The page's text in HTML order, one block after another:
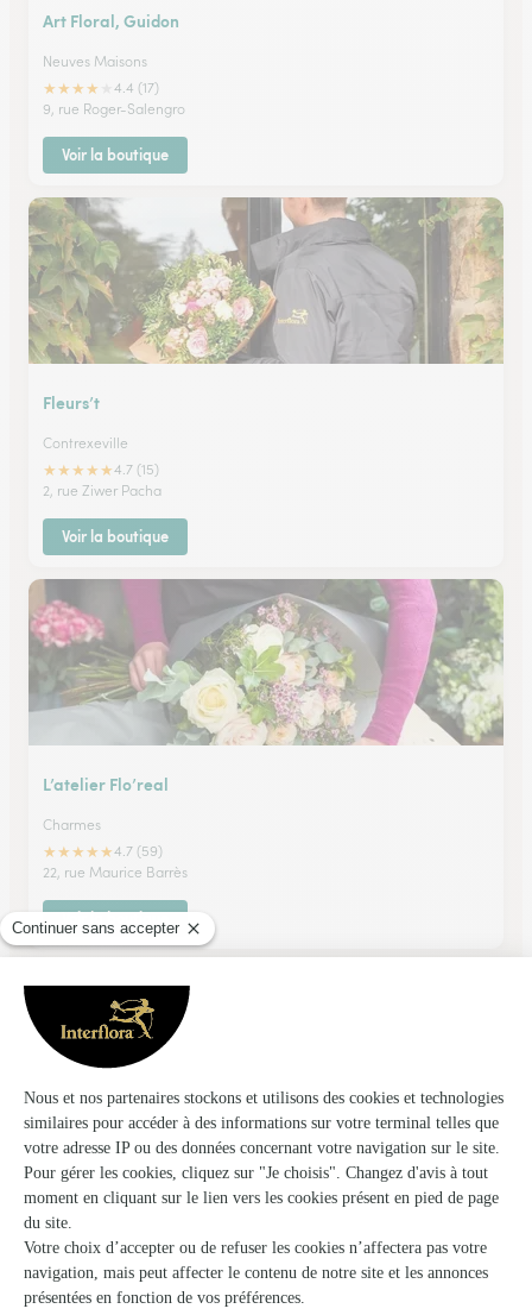
Art Floral, Guidon
Neuves Maisons
★★★★
4.4 (17)
9, rue Roger-Salengro
Voir la boutique
Fleurs’t
Contrexeville
★★★★★4.7 (15)
2, rue Ziwer Pacha
Voir la boutique
L’atelier Flo’real
Charmes
★★★★★4.7 (59)
22, rue Maurice Barrès
Voir la boutique
A Fleur de Pot
Liffol le Grand
★★
43, rue de l'Orme
Voir la boutique